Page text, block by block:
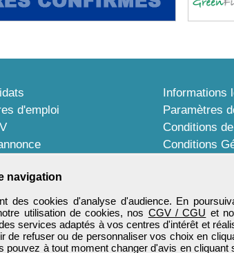
navigation
des cookies d'analyse d'audience. En
utilisation de cookies, nos CGV / CGU et
services adaptés à vos centres d'intérêt et
de refuser ou de personnaliser vos choix en
pouvez à tout moment changer d'avis en cliquant
d'emploi
Informations
Paramètres
Conditions
Conditions